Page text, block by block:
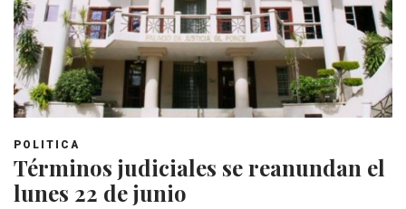
POLITICA
Términos judiciales se reanundan el
lunes 22 de junio